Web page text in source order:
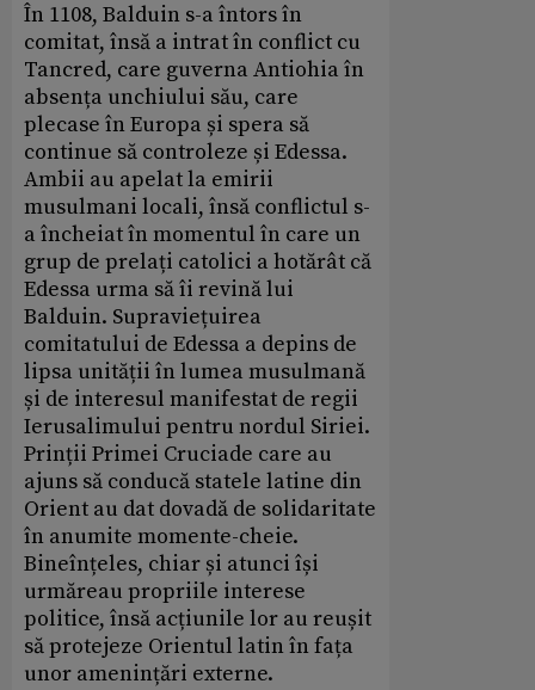
În 1108, Balduin s-a întors în
comitat, însă a intrat în conflict cu
Tancred, care guverna Antiohia în
absența unchiului său, care
plecase în Europa și spera să
continue să controleze și Edessa.
Ambii au apelat la emirii
musulmani locali, însă conflictul s-
a încheiat în momentul în care un
grup de prelați catolici a hotărât că
Edessa urma să îi revină lui
Balduin. Supraviețuirea
comitatului de Edessa a depins de
lipsa unității în lumea musulmană
și de interesul manifestat de regii
Ierusalimului pentru nordul Siriei.
Prinții Primei Cruciade care au
ajuns să conducă statele latine din
Orient au dat dovadă de solidaritate
în anumite momente-cheie.
Bineînțeles, chiar și atunci își
urmăreau propriile interese
politice, însă acțiunile lor au reușit
să protejeze Orientul latin în fața
unor amenințări externe.